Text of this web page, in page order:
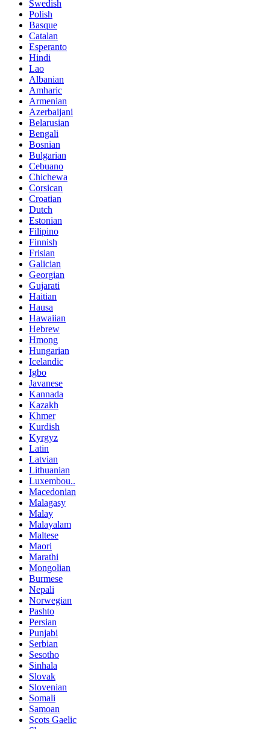
Swedish
Polish
Basque
Catalan
Esperanto
Hindi
Lao
Albanian
Amharic
Armenian
Azerbaijani
Belarusian
Bengali
Bosnian
Bulgarian
Cebuano
Chichewa
Corsican
Croatian
Dutch
Estonian
Filipino
Finnish
Frisian
Galician
Georgian
Gujarati
Haitian
Hausa
Hawaiian
Hebrew
Hmong
Hungarian
Icelandic
Igbo
Javanese
Kannada
Kazakh
Khmer
Kurdish
Kyrgyz
Latin
Latvian
Lithuanian
Luxembou..
Macedonian
Malagasy
Malay
Malayalam
Maltese
Maori
Marathi
Mongolian
Burmese
Nepali
Norwegian
Pashto
Persian
Punjabi
Serbian
Sesotho
Sinhala
Slovak
Slovenian
Somali
Samoan
Scots Gaelic